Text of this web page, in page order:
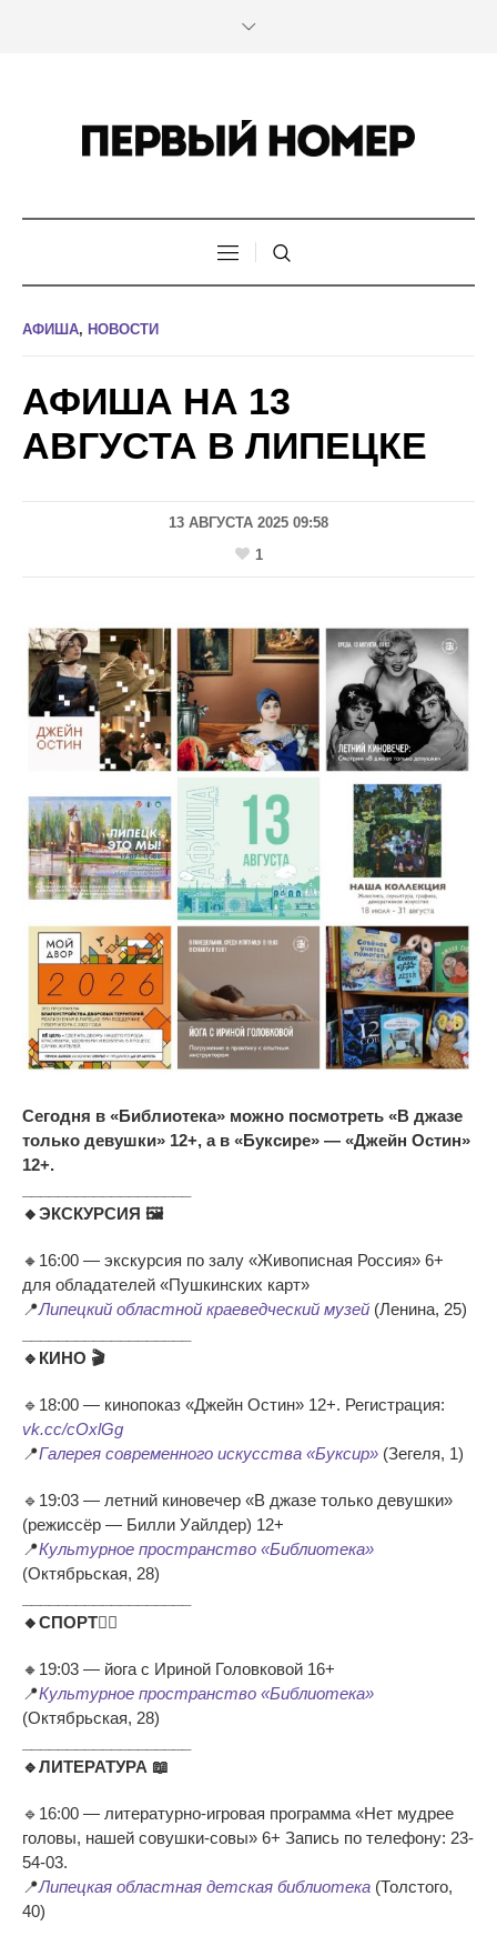
АФИША, НОВОСТИ
АФИША НА 13
АВГУСТА В ЛИПЕЦКЕ
13 АВГУСТА 2025 09:58
1
Сегодня в «Библиотека» можно посмотреть «В джазе
только девушки» 12+, а в «Буксире» — «Джейн Остин»
12+.
🔸ЭКСКУРСИЯ 🖼
🔸16:00 — экскурсия по залу «Живописная Россия» 6+
для обладателей «Пушкинских карт»
📍Липецкий областной краеведческий музей (Ленина, 25)
🔹КИНО 🎬
🔹18:00 — кинопоказ «Джейн Остин» 12+. Регистрация:
vk.cc/cOxlGg
📍Галерея современного искусства «Буксир» (Зегеля, 1)
🔹19:03 — летний киновечер «В джазе только девушки»
(режиссёр — Билли Уайлдер) 12+
📍Культурное пространство «Библиотека»
(Октябрьская, 28)
🔸СПОРТ🧘‍♀
🔸19:03 — йога с Ириной Головковой 16+
📍Культурное пространство «Библиотека»
(Октябрьская, 28)
🔹ЛИТЕРАТУРА 📖
🔹16:00 — литературно-игровая программа «Нет мудрее
головы, нашей совушки-совы» 6+ Запись по телефону: 23-
54-03.
📍Липецкая областная детская библиотека (Толстого,
40)